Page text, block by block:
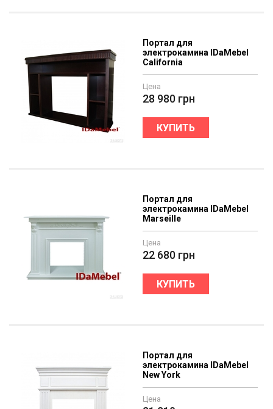
Портал для
электрокамина IDaMebel
California
Цена
28 980 грн
КУПИТЬ
Портал для
электрокамина IDaMebel
Marseille
Цена
22 680 грн
КУПИТЬ
Портал для
электрокамина IDaMebel
New York
Цена